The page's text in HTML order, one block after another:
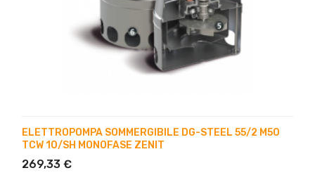
ELETTROPOMPA SOMMERGIBILE DG-STEEL 55/2 M50
TCW 10/SH MONOFASE ZENIT
269,33 €